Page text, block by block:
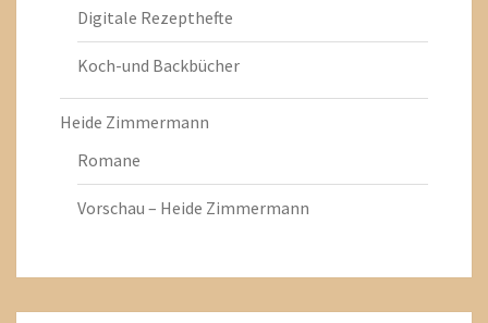
Digitale Rezepthefte
Koch-und Backbücher
Heide Zimmermann
Romane
Vorschau – Heide Zimmermann